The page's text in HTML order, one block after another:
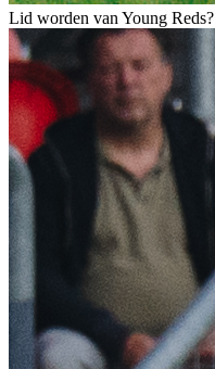
Lid worden van Young Reds?